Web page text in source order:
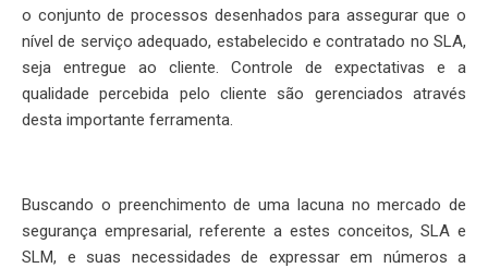
o conjunto de processos desenhados para assegurar que o
nível de serviço adequado, estabelecido e contratado no SLA,
seja entregue ao cliente. Controle de expectativas e a
qualidade percebida pelo cliente são gerenciados através
desta importante ferramenta.
Buscando o preenchimento de uma lacuna no mercado de
segurança empresarial, referente a estes conceitos, SLA e
SLM, e suas necessidades de expressar em números a